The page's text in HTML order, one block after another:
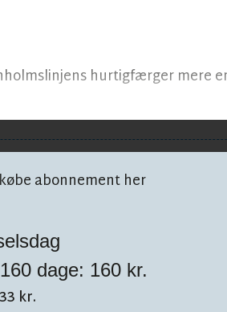
hurtigfærger mere
abonnement her
dage: 160 kr.
kr.